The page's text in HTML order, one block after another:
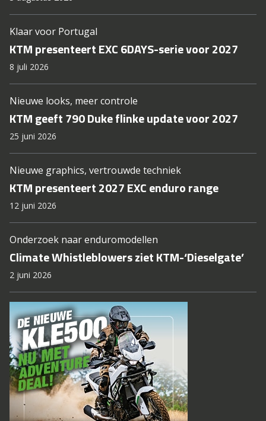
Klaar voor Portugal
KTM presenteert EXC 6DAYS-serie voor 2027
8 juli 2026
Nieuwe looks, meer controle
KTM geeft 790 Duke flinke update voor 2027
25 juni 2026
Nieuwe graphics, vertrouwde techniek
KTM presenteert 2027 EXC enduro range
12 juni 2026
Onderzoek naar enduromodellen
Climate Whistleblowers ziet KTM-‘Dieselgate’
2 juni 2026